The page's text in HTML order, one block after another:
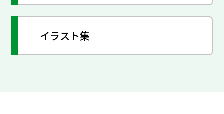
イラスト集